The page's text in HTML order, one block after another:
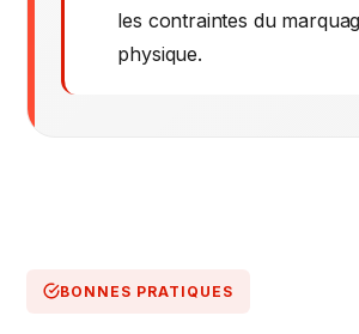
les contraintes du
physique.
BONNES PRATIQUES